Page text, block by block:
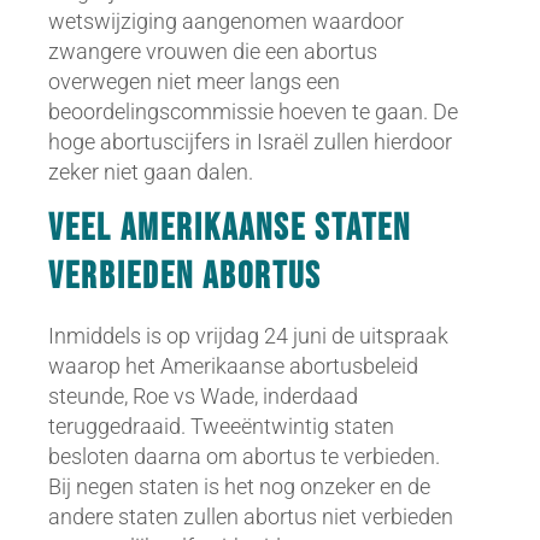
wetswijziging aangenomen waardoor
zwangere vrouwen die een abortus
overwegen niet meer langs een
beoordelingscommissie hoeven te gaan. De
hoge abortuscijfers in Israël zullen hierdoor
zeker niet gaan dalen.
Veel Amerikaanse staten
verbieden abortus
Inmiddels is op vrijdag 24 juni de uitspraak
waarop het Amerikaanse abortusbeleid
steunde, Roe vs Wade, inderdaad
teruggedraaid. Tweeëntwintig staten
besloten daarna om abortus te verbieden.
Bij negen staten is het nog onzeker en de
andere staten zullen abortus niet verbieden